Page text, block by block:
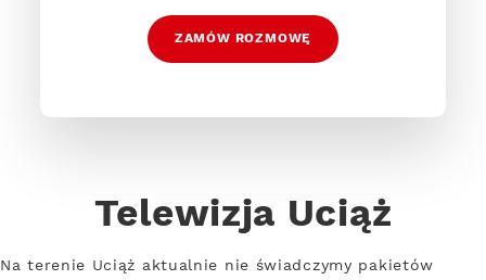
ZAMÓW ROZMOWĘ
Telewizja Uciąż
Na terenie Uciąż aktualnie nie świadczymy pakietów